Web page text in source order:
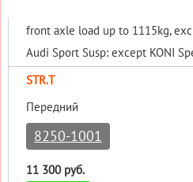
front axle load up to 1115kg,
Audi Sport Susp: except KONI
STR.T
Передний
8250-1001
11 300 руб.